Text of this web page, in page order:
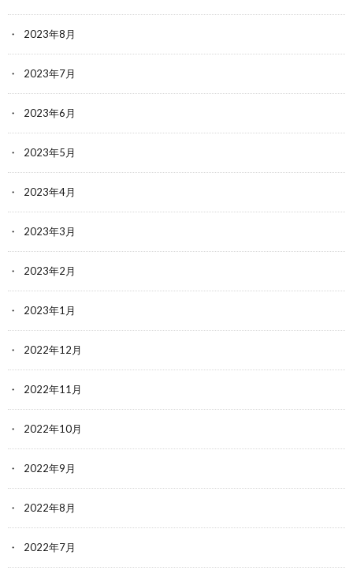
2023年8月
2023年7月
2023年6月
2023年5月
2023年4月
2023年3月
2023年2月
2023年1月
2022年12月
2022年11月
2022年10月
2022年9月
2022年8月
2022年7月